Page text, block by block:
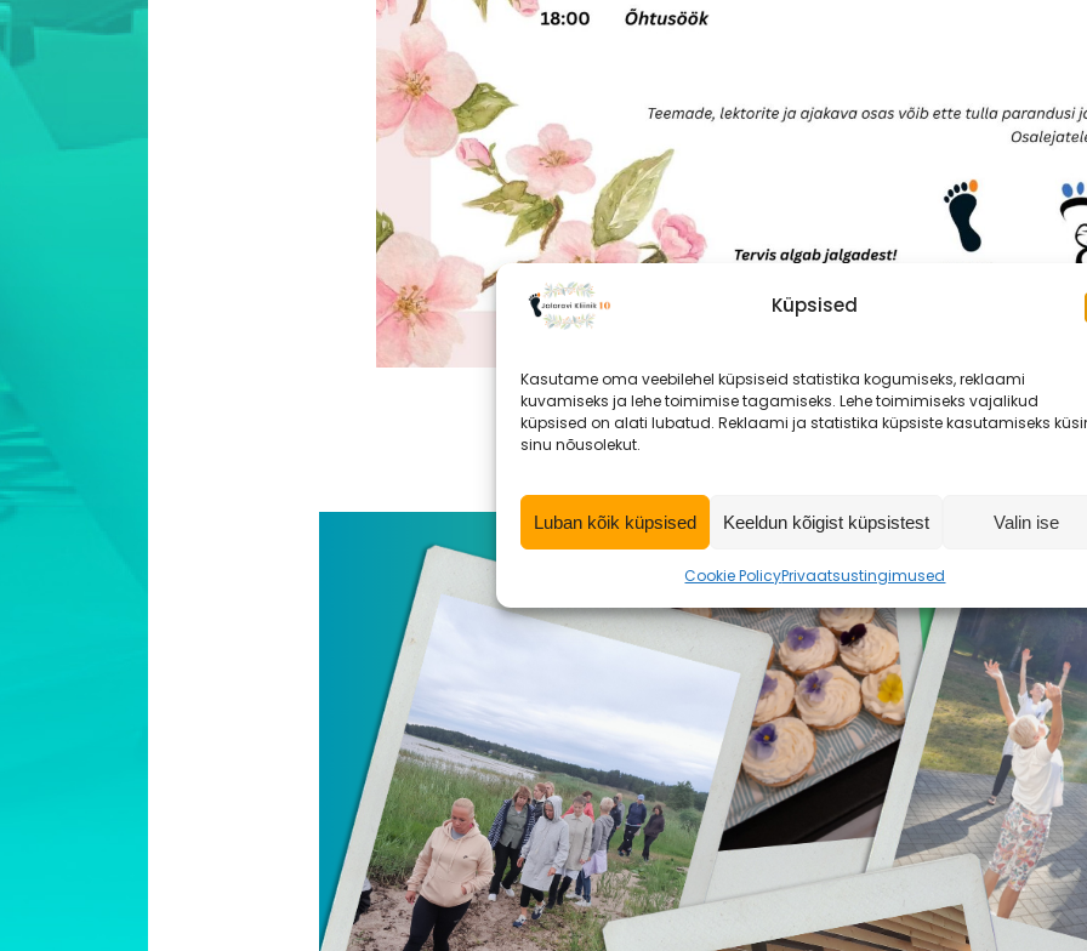
Küpsised
Kasutame oma veebilehel küpsiseid statistika kogumiseks, reklaami
kuvamiseks ja lehe toimimise tagamiseks. Lehe toimimiseks vajalikud
küpsised on alati lubatud. Reklaami ja statistika küpsiste kasutamiseks
sinu nõusolekut.
Luban kõik küpsised Keeldun kõigist küpsistest Valin ise
Cookie PolicyPrivaatsustingimused